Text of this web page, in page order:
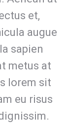
et,
augue
sapien
metus at
lorem sit
eu risus